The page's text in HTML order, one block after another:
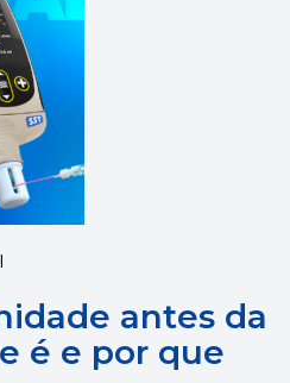
antes da
é e por que